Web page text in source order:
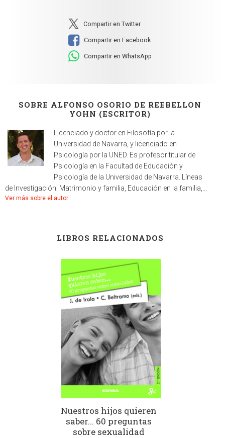
Compartir en Twitter
Compartir en Facebook
Compartir en WhatsApp
SOBRE ALFONSO OSORIO DE REEBELLON
YOHN (ESCRITOR)
Licenciado y doctor en Filosofía por la
Universidad de Navarra, y licenciado en
Psicología por la UNED. Es profesor titular de
Psicología en la Facultad de Educación y
Psicología de la Universidad de Navarra. Líneas
de Investigación: Matrimonio y familia, Educación en la familia,...
Ver más sobre el autor
LIBROS RELACIONADOS
Nuestros hijos quieren
saber... 60 preguntas
sobre sexualidad